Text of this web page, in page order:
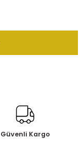
Güvenli Kargo